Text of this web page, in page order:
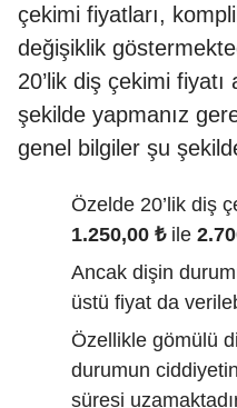
çekimi fiyatları,
değişiklik
20’lik diş çekimi fiyatı
şekilde yapmanız
genel bilgiler şu
Özelde 20’lik diş
1.250,00 ₺ ile
Ancak dişin
üstü fiyat da
Özellikle gömülü
durumun
süresi